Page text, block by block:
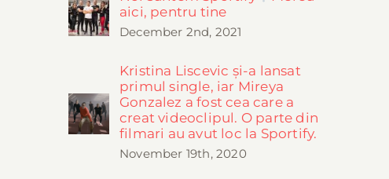
aici, pentru tine
December 2nd, 2021
Kristina Liscevic și-a lansat
primul single, iar Mireya
Gonzalez a fost cea care a
creat videoclipul. O parte din
filmari au avut loc la Sportify.
November 19th, 2020